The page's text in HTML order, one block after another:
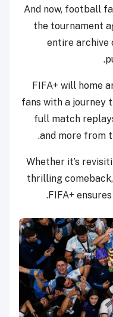
And now, football
the tournament
entire archive
.
FIFA+ will home
fans with a journey
full match
and more from
Whether it’s
thrilling
FIFA+